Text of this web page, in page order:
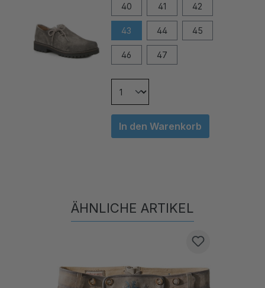
43 44 45
46 47
In den Warenkorb
Produktgalerie überspringen